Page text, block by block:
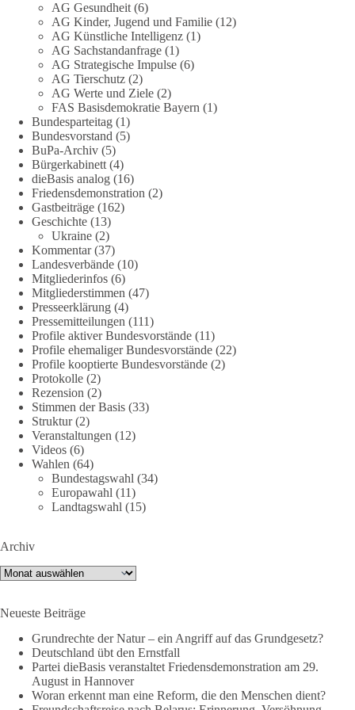
zum Rechtsstaat und zur Demokratie aufwerfen. [...]
👉 Hier weiterlesen:https://diebasis-
partei.de/2026/07/grundrechte-der-natur-ein-angriff-auf-das-
grundgesetz/
🟩🟩🟦🟦🟥🟥🟧🟧
Es ging weniger um fertige Antworten als um eine Debatte
darüber, wie Freiheit, Verantwortung, Naturschutz und
Grundrechte in einer demokratischen Gesellschaft künftig
miteinander in Einklang gebracht werden können.
#dieBasis #natur #grundrechte
38 7 8
DieBasis
2 Tage(n) zuvor
Jetzt dieBasis Sachsen-Anhalt unterstützen!
Die Landtagswahl 2026 in Sachsen-Anhalt findet am 6.
September statt. Die Inhalte stehen – jetzt müssen sie gesehen,
geteilt und diskutiert werden.
Folge unseren Kanälen:
Facebook:
https://www.facebook.com/groups/diebasissachsenanhalt/
Tiktok:
X:https://x.com/DieBasisLSA
Youtube:https://www.youtube.com/dieBasisSachsenAnhalt
🟩🟩🟦🟦🟥🟥🟧🟧
Like, teile und kommentiere unsere Beiträge, damit noch mehr
Menschen mitbekommen, wofür wir stehen und warum es sich
lohnt, dieBasis zu wählen.
Mehr Infos: https://diebasis-st.de/wahlprogramm/
AG Gesundheit (6)
AG Kinder, Jugend und Familie (12)
AG Künstliche Intelligenz (1)
AG Sachstandanfrage (1)
AG Strategische Impulse (6)
AG Tierschutz (2)
AG Werte und Ziele (2)
FAS Basisdemokratie Bayern (1)
Bundesparteitag (1)
Bundesvorstand (5)
BuPa-Archiv (5)
Bürgerkabinett (4)
dieBasis analog (16)
Friedensdemonstration (2)
Gastbeiträge (162)
Geschichte (13)
Ukraine (2)
Kommentar(37)
Landesverbände (10)
Mitgliederinfos (6)
Mitgliederstimmen (47)
Presseerklärung (4)
Pressemitteilungen (111)
Profile aktiver Bundesvorstände (11)
Profile ehemaliger Bundesvorstände (22)
Profile kooptierte Bundesvorstände (2)
Protokolle (2)
Rezension (2)
Stimmen der Basis (33)
Struktur(2)
Veranstaltungen (12)
Videos (6)
Wahlen (64)
Bundestagswahl (34)
Europawahl (11)
Landtagswahl (15)
Archiv
Archiv
Neueste Beiträge
Grundrechte der Natur – ein Angriff auf das Grundgesetz?
Deutschland übt den Ernstfall
Partei dieBasis veranstaltet Friedensdemonstration am 29.
August in Hannover
Woran erkennt man eine Reform, die den Menschen dient?